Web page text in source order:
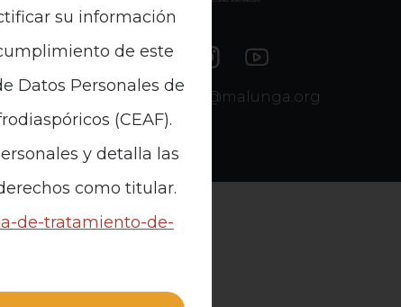
contacto@malunga.org
su información
de este
Datos Personales de
(CEAF).
y detalla las
como titular.
de-tratamiento-de-